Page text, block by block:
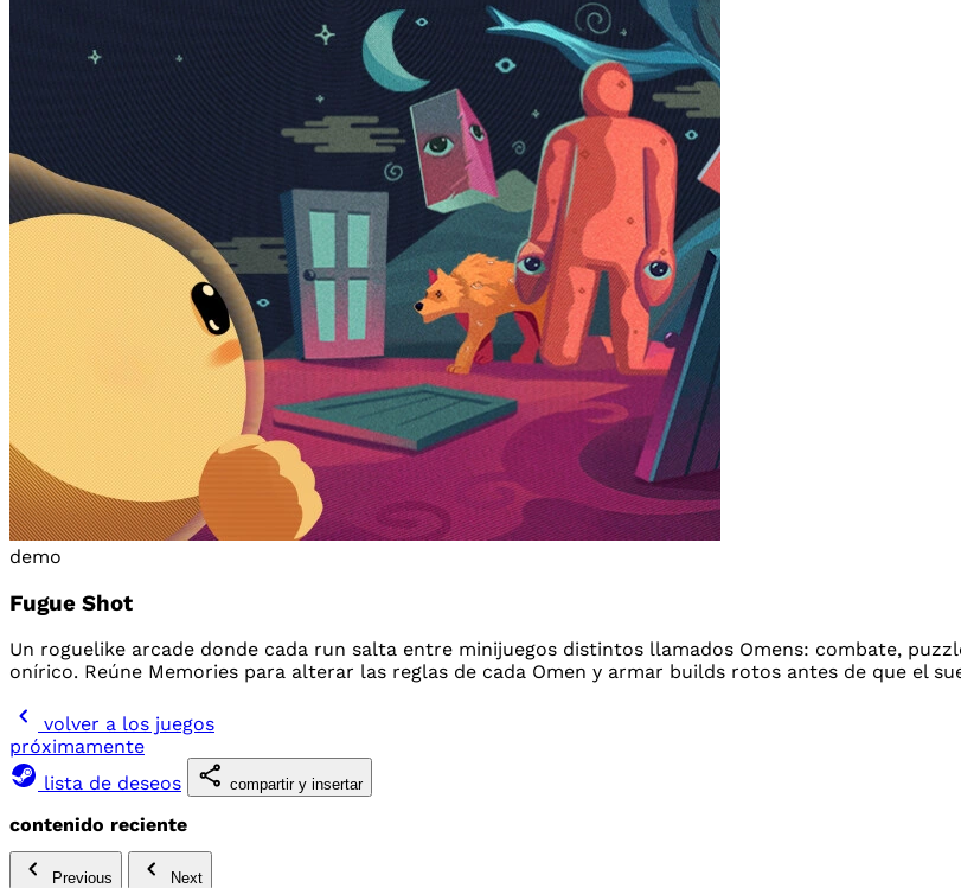
demo
Fugue Shot
Un roguelike arcade donde cada run salta entre minijuegos distintos llamados Omens: combate,
onírico. Reúne Memories para alterar las reglas de cada Omen y armar builds rotos antes de que el
volver a los juegos
próximamente
lista de deseos
compartir y insertar
contenido reciente
Previous Next